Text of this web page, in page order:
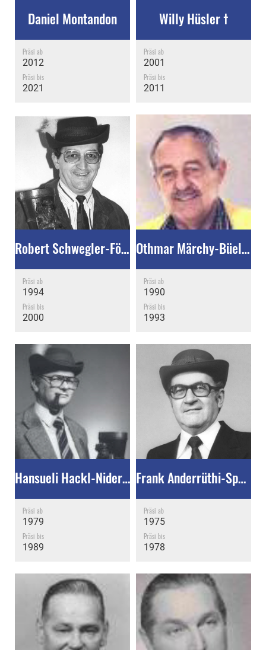
Daniel Montandon
Präsi ab
2012
Präsi bis
2021
Willy Hüsler †
Präsi ab
2001
Präsi bis
2011
Robert Schwegler-Föhn †
Präsi ab
1994
Präsi bis
2000
Othmar Märchy-Büeler †
Präsi ab
1990
Präsi bis
1993
Hansueli Hackl-Nideröst †
Präsi ab
1979
Präsi bis
1989
Frank Anderrüthi-Späth †
Präsi ab
1975
Präsi bis
1978